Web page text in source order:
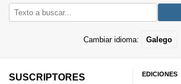
Cambiar idioma: Galego
SUSCRIPTORES
EDICIONES